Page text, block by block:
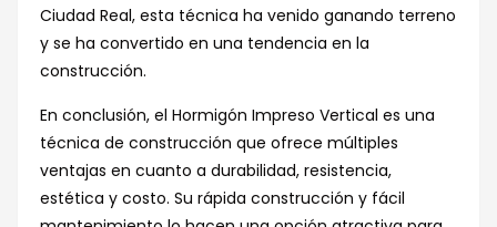
Ciudad Real, esta técnica ha venido ganando terreno
y se ha convertido en una tendencia en la
construcción.
En conclusión, el Hormigón Impreso Vertical es una
técnica de construcción que ofrece múltiples
ventajas en cuanto a durabilidad, resistencia,
estética y costo. Su rápida construcción y fácil